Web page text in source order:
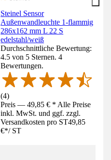
Steinel Sensor
Außenwandleuchte 1-flammig
286x162 mm L 22 S
edelstahl/weiß
Durchschnittliche Bewertung:
4.5 von 5 Sternen. 4
Bewertungen.
(4)
Preis — 49,85 € * Alle Preise
inkl. MwSt. und ggf. zzgl.
Versandkosten pro ST49,85
€*/ ST